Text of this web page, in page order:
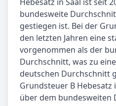
bundesweite
gestiegen ist. Bei der
den letzten Jahren eine
vorgenommen als der
Durchschnitt, was zu
deutschen Durchschnitt
Grundsteuer B Hebesatz
über dem bundesweiten